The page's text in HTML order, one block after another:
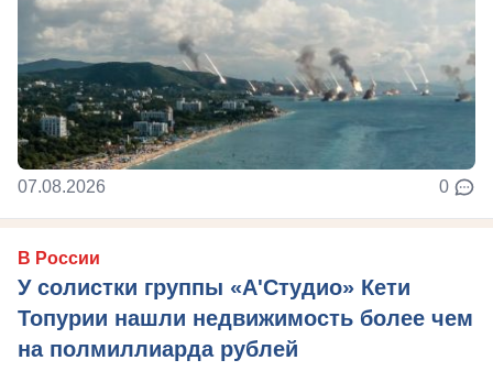
07.08.2026 0
В России
У солистки группы «А'Студио» Кети
Топурии нашли недвижимость более чем
на полмиллиарда рублей